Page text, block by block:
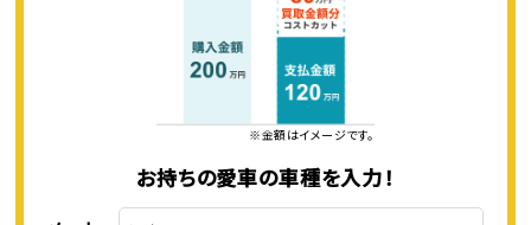
※金額はイメージです。
お持ちの愛車の車種を入力！